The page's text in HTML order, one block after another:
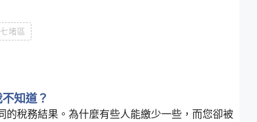
七堵區
知道？
稅務結果。為什麼有些人能繳少一些，而您卻被